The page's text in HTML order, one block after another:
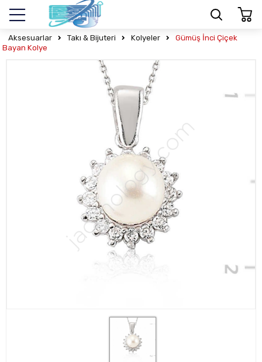
Aksesuarlar Takı & Bijuteri Kolyeler
Gümüş İnci Çiçek
Bayan Kolye